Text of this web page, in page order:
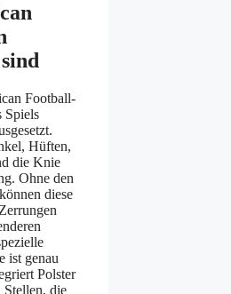
Football-
Spiels
Hüften,
die Knie
Ohne den
diese
ist genau
Polster
Stellen, die